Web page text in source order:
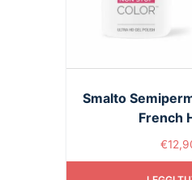
Smalto
French
€